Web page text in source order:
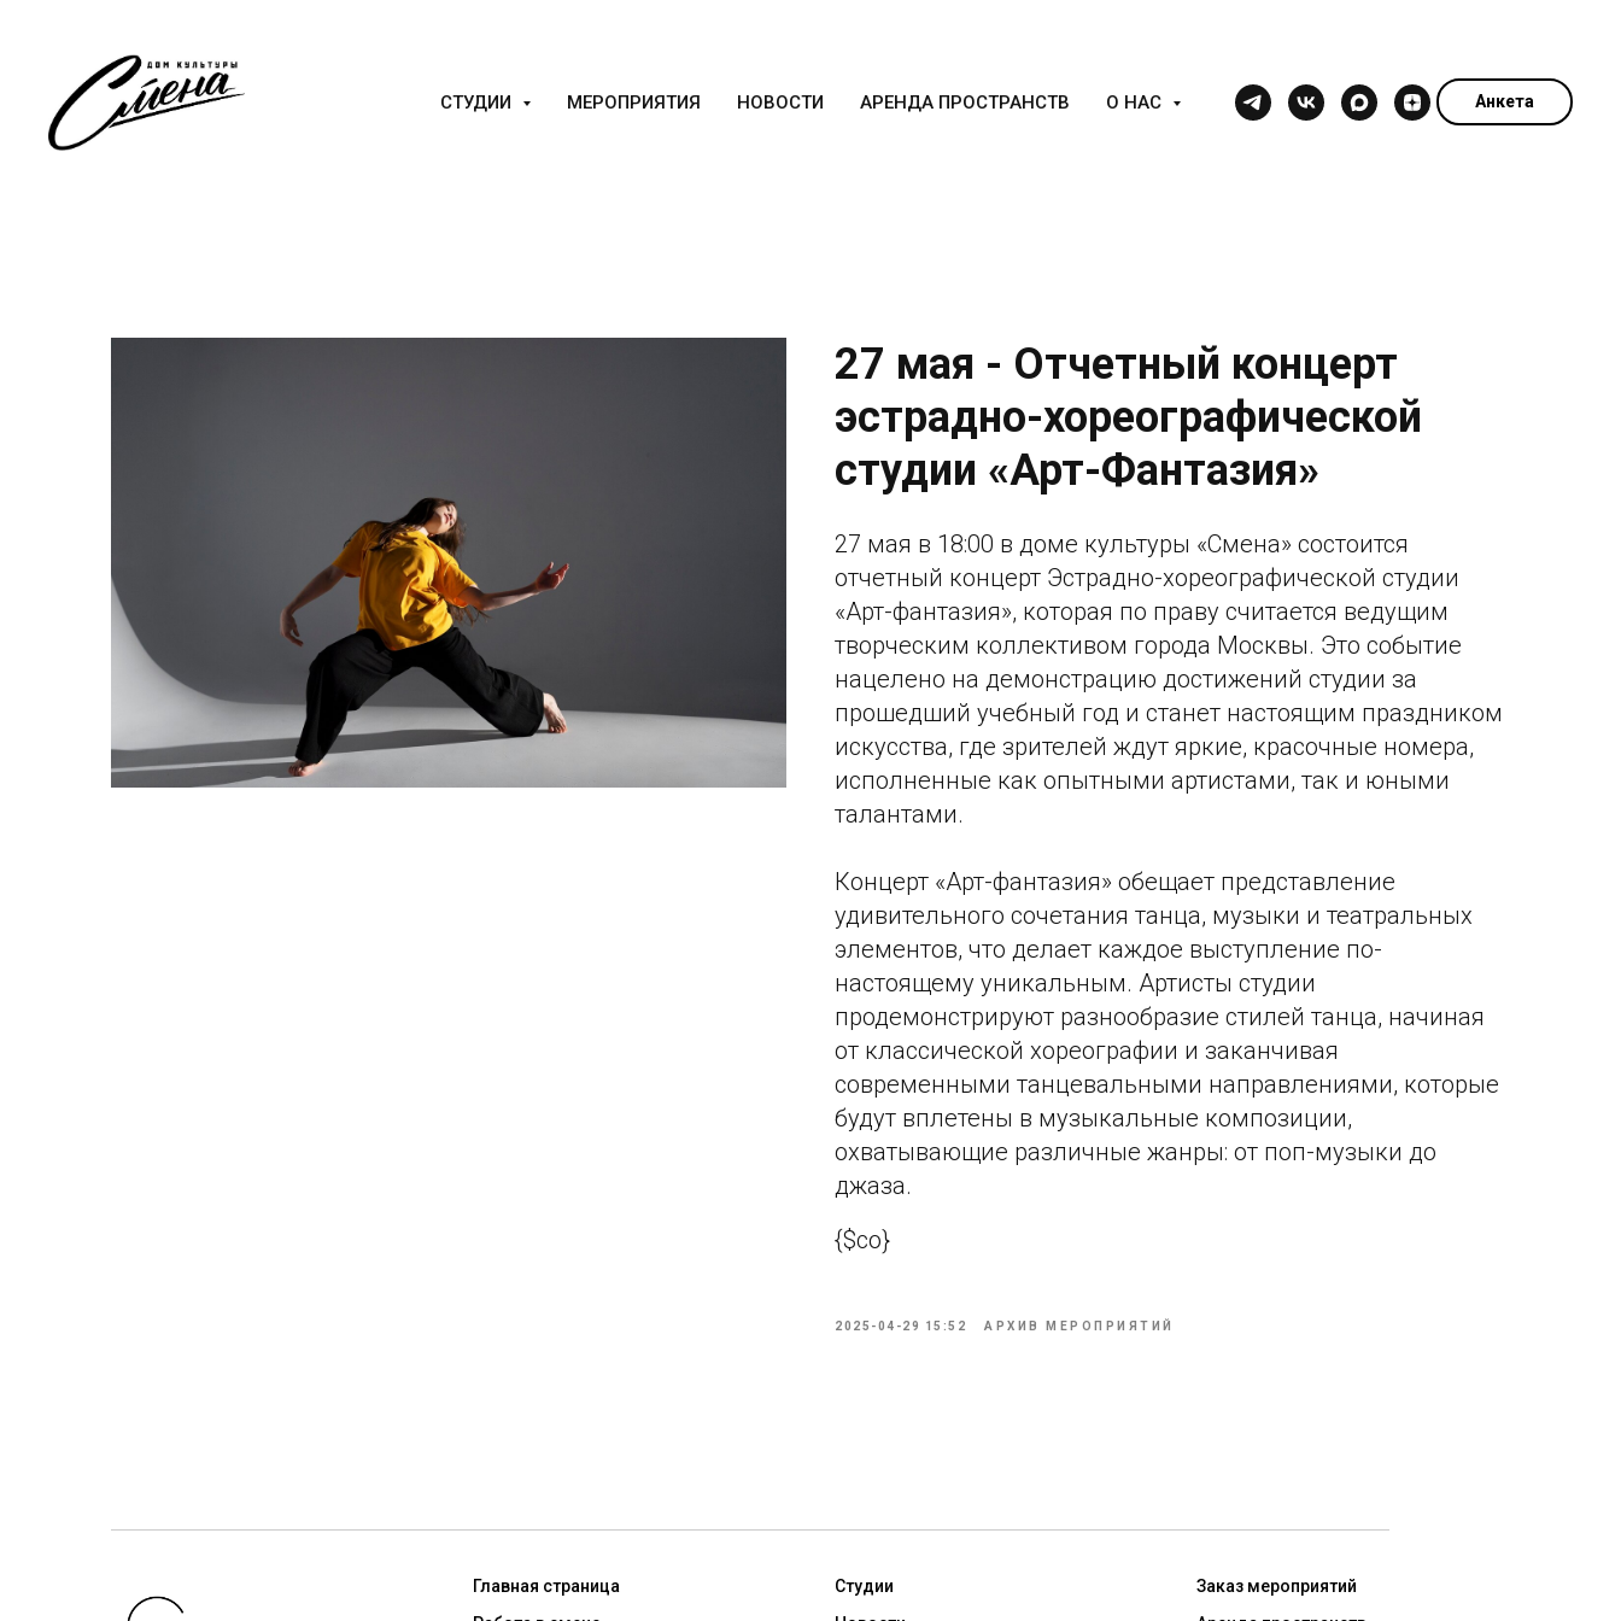
СТУДИИ МЕРОПРИЯТИЯ НОВОСТИ АРЕНДА ПРОСТРАНСТВ О НАС Анкета
27 мая - Отчетный концерт
эстрадно-хореографической
студии «Арт-Фантазия»
27 мая в 18:00 в доме культуры «Смена» состоится
отчетный концерт Эстрадно-хореографической студии
«Арт-фантазия», которая по праву считается ведущим
творческим коллективом города Москвы. Это событие
нацелено на демонстрацию достижений студии за
прошедший учебный год и станет настоящим праздником
искусства, где зрителей ждут яркие, красочные номера,
исполненные как опытными артистами, так и юными
талантами.
Концерт «Арт-фантазия» обещает представление
удивительного сочетания танца, музыки и театральных
элементов, что делает каждое выступление по-
настоящему уникальным. Артисты студии
продемонстрируют разнообразие стилей танца, начиная
от классической хореографии и заканчивая
современными танцевальными направлениями, которые
будут вплетены в музыкальные композиции,
охватывающие различные жанры: от поп-музыки до
джаза.
{$co}
2025-04-29 15:52 АРХИВ МЕРОПРИЯТИЙ
Главная страница
Студии
Заказ мероприятий